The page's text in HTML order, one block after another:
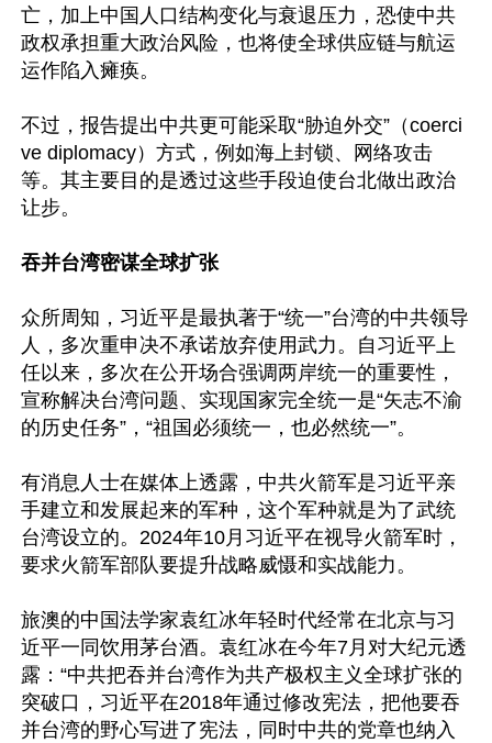
亡，加上中国人口结构变化与衰退压力，恐使中共
政权承担重大政治风险，也将使全球供应链与航运
运作陷入瘫痪。
不过，报告提出中共更可能采取“胁迫外交”（coerci
ve diplomacy）方式，例如海上封锁、网络攻击
等。其主要目的是透过这些手段迫使台北做出政治
让步。
吞并台湾密谋全球扩张
众所周知，习近平是最执著于“统一”台湾的中共领导
人，多次重申决不承诺放弃使用武力。自习近平上
任以来，多次在公开场合强调两岸统一的重要性，
宣称解决台湾问题、实现国家完全统一是“矢志不渝
的历史任务”，“祖国必须统一，也必然统一”。
有消息人士在媒体上透露，中共火箭军是习近平亲
手建立和发展起来的军种，这个军种就是为了武统
台湾设立的。2024年10月习近平在视导火箭军时，
要求火箭军部队要提升战略威慑和实战能力。
旅澳的中国法学家袁红冰年轻时代经常在北京与习
近平一同饮用茅台酒。袁红冰在今年7月对大纪元透
露：“中共把吞并台湾作为共产极权主义全球扩张的
突破口，习近平在2018年通过修改宪法，把他要吞
并台湾的野心写进了宪法，同时中共的党章也纳入